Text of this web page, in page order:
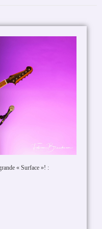
Eloi mélange les genres au